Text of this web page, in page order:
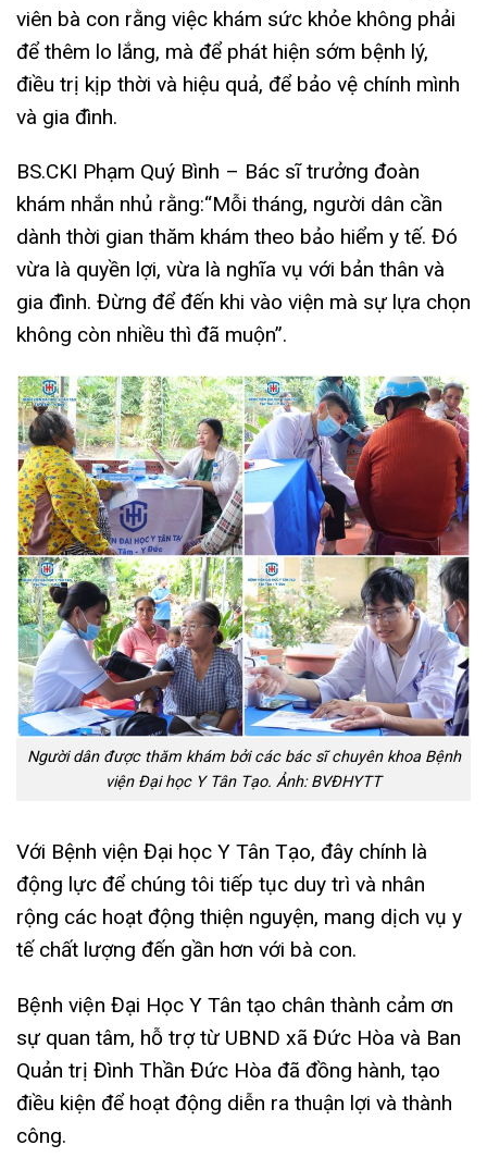
viên bà con rằng việc khám sức khỏe không phải
để thêm lo lắng, mà để phát hiện sớm bệnh lý,
điều trị kịp thời và hiệu quả, để bảo vệ chính mình
và gia đình.
BS.CKI Phạm Quý Bình – Bác sĩ trưởng đoàn
khám nhắn nhủ rằng:“Mỗi tháng, người dân cần
dành thời gian thăm khám theo bảo hiểm y tế. Đó
vừa là quyền lợi, vừa là nghĩa vụ với bản thân và
gia đình. Đừng để đến khi vào viện mà sự lựa chọn
không còn nhiều thì đã muộn”.
Người dân được thăm khám bởi các bác sĩ chuyên khoa Bệnh
viện Đại học Y Tân Tạo. Ảnh: BVĐHYTT
Với Bệnh viện Đại học Y Tân Tạo, đây chính là
động lực để chúng tôi tiếp tục duy trì và nhân
rộng các hoạt động thiện nguyện, mang dịch vụ y
tế chất lượng đến gần hơn với bà con.
Bệnh viện Đại Học Y Tân tạo chân thành cảm ơn
sự quan tâm, hỗ trợ từ UBND xã Đức Hòa và Ban
Quản trị Đình Thần Đức Hòa đã đồng hành, tạo
điều kiện để hoạt động diễn ra thuận lợi và thành
công.